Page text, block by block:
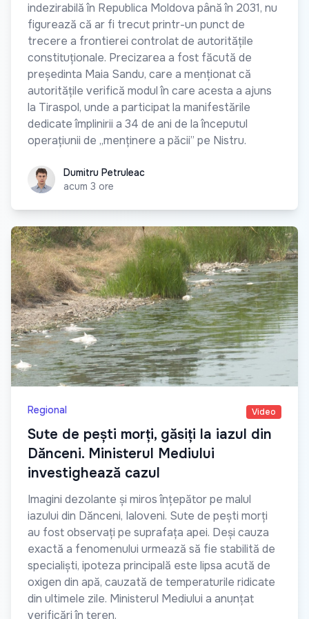
indezirabilă în Republica Moldova până în 2031, nu
figurează că ar fi trecut printr-un punct de
trecere a frontierei controlat de autoritățile
constituționale. Precizarea a fost făcută de
președinta Maia Sandu, care a menționat că
autoritățile verifică modul în care acesta a ajuns
la Tiraspol, unde a participat la manifestările
dedicate împlinirii a 34 de ani de la începutul
operațiunii de „menținere a păcii” pe Nistru.
Dumitru Petruleac
Dumitru Petruleac
acum 3 ore
Regional Video
Sute de pești morți, găsiți la iazul din
Dănceni. Ministerul Mediului
investighează cazul
Imagini dezolante și miros înțepător pe malul
iazului din Dănceni, Ialoveni. Sute de pești morți
au fost observați pe suprafața apei. Deși cauza
exactă a fenomenului urmează să fie stabilită de
specialiști, ipoteza principală este lipsa acută de
oxigen din apă, cauzată de temperaturile ridicate
din ultimele zile. Ministerul Mediului a anunțat
verificări în teren.